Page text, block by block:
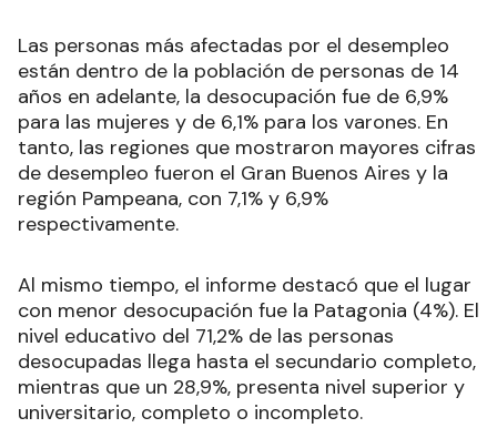
Las personas más afectadas por el desempleo
están dentro de la población de personas de 14
años en adelante, la desocupación fue de 6,9%
para las mujeres y de 6,1% para los varones. En
tanto, las regiones que mostraron mayores cifras
de desempleo fueron el Gran Buenos Aires y la
región Pampeana, con 7,1% y 6,9%
respectivamente.
Al mismo tiempo, el informe destacó que el lugar
con menor desocupación fue la Patagonia (4%). El
nivel educativo del 71,2% de las personas
desocupadas llega hasta el secundario completo,
mientras que un 28,9%, presenta nivel superior y
universitario, completo o incompleto.